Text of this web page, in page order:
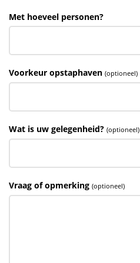
Met hoeveel personen?
Voorkeur opstaphaven (optioneel)
Wat is uw gelegenheid? (optioneel)
Vraag of opmerking (optioneel)